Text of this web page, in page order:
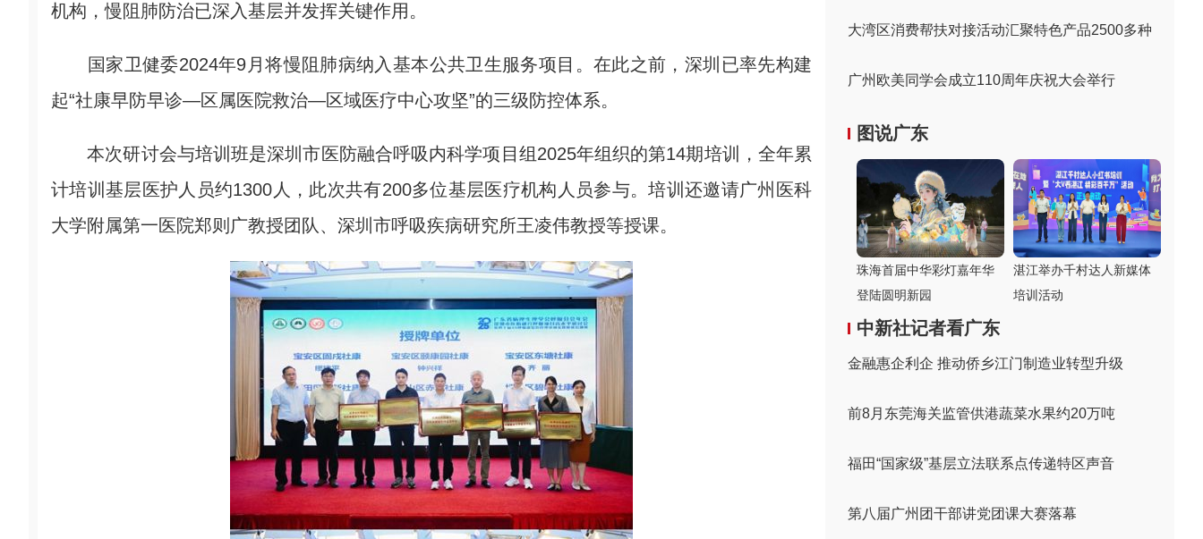
机构，慢阻肺防治已深入基层并发挥关键作用。
国家卫健委2024年9月将慢阻肺病纳入基本公共卫生服务项目。在此之前，深圳已率先构建
起“社康早防早诊—区属医院救治—区域医疗中心攻坚”的三级防控体系。
本次研讨会与培训班是深圳市医防融合呼吸内科学项目组2025年组织的第14期培训，全年累
计培训基层医护人员约1300人，此次共有200多位基层医疗机构人员参与。培训还邀请广州医科
大学附属第一医院郑则广教授团队、深圳市呼吸疾病研究所王凌伟教授等授课。
大湾区消费帮扶对接活动汇聚特色产品2500多种
广州欧美同学会成立110周年庆祝大会举行
图说广东
珠海首届中华彩灯嘉年华
登陆圆明新园
湛江举办千村达人新媒体
培训活动
中新社记者看广东
金融惠企利企 推动侨乡江门制造业转型升级
前8月东莞海关监管供港蔬菜水果约20万吨
福田“国家级”基层立法联系点传递特区声音
第八届广州团干部讲党团课大赛落幕